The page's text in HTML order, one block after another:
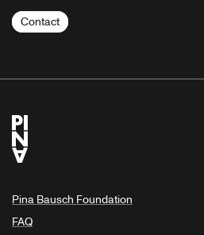
Contact
Pina Bausch Foundation
FAQ